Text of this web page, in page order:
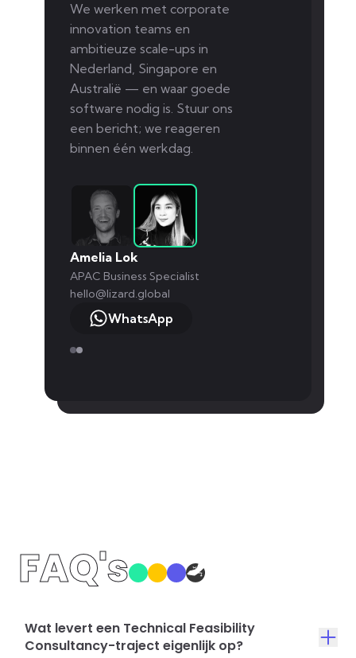
We werken met corporate
innovation teams en
ambitieuze scale-ups in
Nederland, Singapore en
Australië — en waar goede
software nodig is. Stuur ons
een bericht; we reageren
binnen één werkdag.
Amelia Lok
APAC Business Specialist
hello@lizard.global
WhatsApp
FAQ's
Wat levert een Technical Feasibility
Consultancy-traject eigenlijk op?